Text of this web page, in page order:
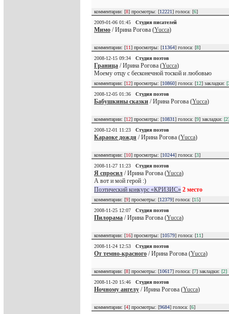
комментарии: [8] просмотры: [12221] голоса: [6]
2009-01-06 01:45
Студия писателей
Мимо / Ирина Рогова (Yucca)
комментарии: [11] просмотры: [11364] голоса: [8]
2008-12-15 09:34
Студия поэтов
Граница / Ирина Рогова (Yucca)
Моему отцу с бесконечной тоской и любовью
комментарии: [12] просмотры: [10860] голоса: [12] закладки:
2008-12-05 01:36
Студия поэтов
Бабушкины сказки / Ирина Рогова (Yucca)
комментарии: [12] просмотры: [10831] голоса: [9] закладки: [2]
2008-12-01 11:23
Студия поэтов
Караоке дождя / Ирина Рогова (Yucca)
комментарии: [10] просмотры: [10244] голоса: [3]
2008-11-27 11:23
Студия поэтов
Я спросил / Ирина Рогова (Yucca)
А вот и мой герой :)
Поэтический конкурс «КРИЗИС» 2 место
комментарии: [9] просмотры: [12379] голоса: [15]
2008-11-25 12:07
Студия поэтов
Пилорама / Ирина Рогова (Yucca)
комментарии: [16] просмотры: [10579] голоса: [11]
2008-11-24 12:53
Студия поэтов
От темно-красного / Ирина Рогова (Yucca)
комментарии: [8] просмотры: [10617] голоса: [7] закладки: [2]
2008-11-20 15:46
Студия поэтов
Ночному ангелу / Ирина Рогова (Yucca)
комментарии: [4] просмотры: [9684] голоса: [6]